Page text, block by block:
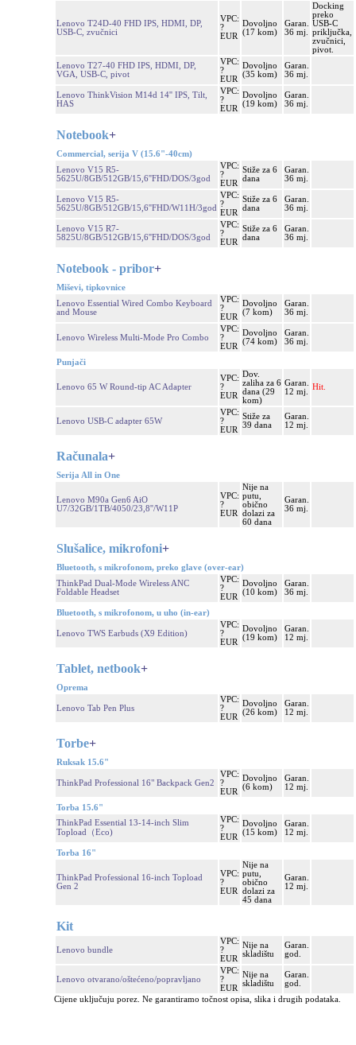
Lenovo T24D-40 FHD IPS, HDMI, DP,
USB-C, zvučnici
VPC:
?
EUR
Dovoljno
(17 kom)
Garan.
36 mj.
Docking
preko
USB-C
priključka,
zvučnici,
pivot.
Lenovo T27-40 FHD IPS, HDMI, DP,
VGA, USB-C, pivot
VPC:
?
EUR
Dovoljno
(35 kom)
Garan.
36 mj.
Lenovo ThinkVision M14d 14'' IPS, Tilt,
HAS
VPC:
?
EUR
Dovoljno
(19 kom)
Garan.
36 mj.
Notebook+
Commercial, serija V (15.6"-40cm)
Lenovo V15 R5-
5625U/8GB/512GB/15,6''FHD/DOS/3god
VPC:
?
EUR
Stiže za 6
dana
Garan.
36 mj.
Lenovo V15 R5-
5625U/8GB/512GB/15,6''FHD/W11H/3god
VPC:
?
EUR
Stiže za 6
dana
Garan.
36 mj.
Lenovo V15 R7-
5825U/8GB/512GB/15,6''FHD/DOS/3god
VPC:
?
EUR
Stiže za 6
dana
Garan.
36 mj.
Notebook - pribor+
Miševi, tipkovnice
Lenovo Essential Wired Combo Keyboard
and Mouse
VPC:
?
EUR
Dovoljno
(7 kom)
Garan.
36 mj.
Lenovo Wireless Multi-Mode Pro Combo
VPC:
?
EUR
Dovoljno
(74 kom)
Garan.
36 mj.
Punjači
Lenovo 65 W Round-tip AC Adapter
VPC:
?
EUR
Dov.
zaliha za 6
dana (29
kom)
Garan.
12 mj.
Hit.
Lenovo USB-C adapter 65W
VPC:
?
EUR
Stiže za
39 dana
Garan.
12 mj.
Računala+
Serija All in One
Lenovo M90a Gen6 AiO
U7/32GB/1TB/4050/23,8''/W11P
VPC:
?
EUR
Nije na
putu,
obično
dolazi za
60 dana
Garan.
36 mj.
Slušalice, mikrofoni+
Bluetooth, s mikrofonom, preko glave (over-ear)
ThinkPad Dual-Mode Wireless ANC
Foldable Headset
VPC:
?
EUR
Dovoljno
(10 kom)
Garan.
36 mj.
Bluetooth, s mikrofonom, u uho (in-ear)
Lenovo TWS Earbuds (X9 Edition)
VPC:
?
EUR
Dovoljno
(19 kom)
Garan.
12 mj.
Tablet, netbook+
Oprema
Lenovo Tab Pen Plus
VPC:
?
EUR
Dovoljno
(26 kom)
Garan.
12 mj.
Torbe+
Ruksak 15.6"
ThinkPad Professional 16" Backpack Gen2
VPC:
?
EUR
Dovoljno
(6 kom)
Garan.
12 mj.
Torba 15.6"
ThinkPad Essential 13-14-inch Slim
Topload（Eco)
VPC:
?
EUR
Dovoljno
(15 kom)
Garan.
12 mj.
Torba 16"
ThinkPad Professional 16-inch Topload
Gen 2
VPC:
?
EUR
Nije na
putu,
obično
dolazi za
45 dana
Garan.
12 mj.
Kit
Lenovo bundle
VPC:
?
EUR
Nije na
skladištu
Garan.
god.
Lenovo otvarano/oštećeno/popravljano
VPC:
?
EUR
Nije na
skladištu
Garan.
god.
Cijene uključuju porez. Ne garantiramo točnost opisa, slika i drugih podataka.